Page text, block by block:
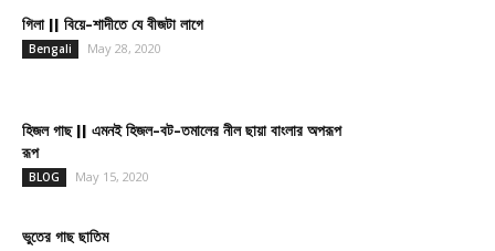
গিলা || বিয়ে-শাদীতে যে বীজটা লাগে
Bengali May 28, 2020
হিজল গাছ || এমনই হিজল-বট-তমালের নীল ছায়া বাংলার অপরূপ
রূপ
BLOG May 15, 2020
ভুতের গাছ ছাতিম